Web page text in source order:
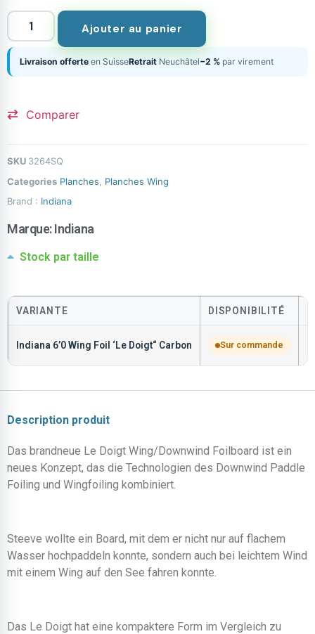
Ajouter au panier
Livraison offerte en SuisseRetrait Neuchâtel−2 % par virement
Comparer
SKU 3264SQ
Categories Planches
Planches Wing
Brand : Indiana
Marque:Indiana
Stock par taille
VARIANTE DISPONIBILITÉ
Indiana 6’0 Wing Foil ‘Le Doigt“ Carbon Sur commande
Description produit
Das brandneue Le Doigt Wing/Downwind Foilboard ist ein
neues Konzept, das die Technologien des Downwind Paddle
Foiling und Wingfoiling kombiniert.
Steeve wollte ein Board, mit dem er nicht nur auf flachem
Wasser hochpaddeln konnte, sondern auch bei leichtem Wind
mit einem Wing auf den See fahren konnte.
Das Le Doigt hat eine kompaktere Form im Vergleich zu